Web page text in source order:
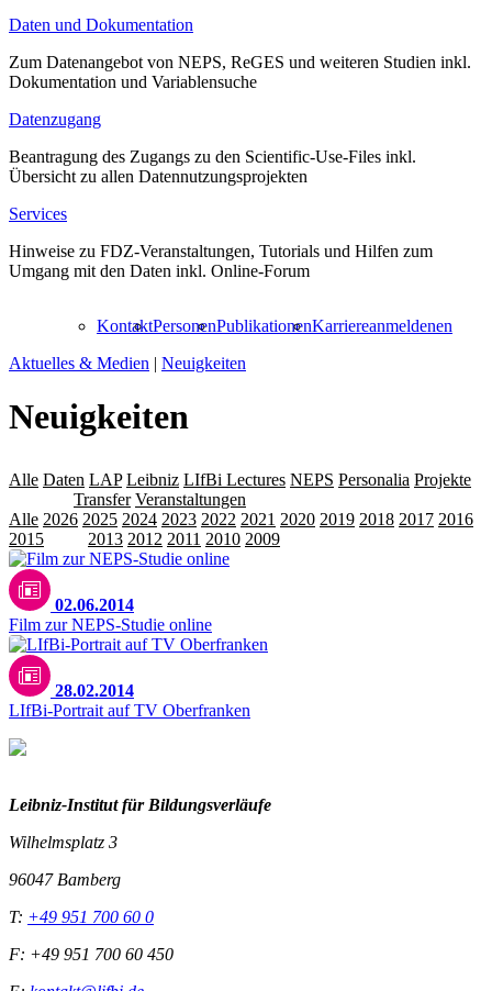
Daten und Dokumentation
Zum Datenangebot von NEPS, ReGES und weiteren Studien inkl.
Dokumentation und Variablensuche
Datenzugang
Beantragung des Zugangs zu den Scientific-Use-Files inkl.
Übersicht zu allen Datennutzungsprojekten
Services
Hinweise zu FDZ-Veranstaltungen, Tutorials und Hilfen zum
Umgang mit den Daten inkl. Online-Forum
KontaktPersonenPublikationenKarriereanmeldenen
Aktuelles & Medien | Neuigkeiten
Neuigkeiten
Alle Daten LAP Leibniz LIfBi Lectures NEPS Personalia Projekte
Transfer Veranstaltungen
Alle 2026 2025 2024 2023 2022 2021 2020 2019 2018 2017 2016
2015
2013 2012 2011 2010 2009
02.06.2014
Film zur NEPS-Studie online
28.02.2014
LIfBi-Portrait auf TV Oberfranken
Leibniz-Institut für Bildungsverläufe
Wilhelmsplatz 3
96047 Bamberg
T: +49 951 700 60 0
F: +49 951 700 60 450